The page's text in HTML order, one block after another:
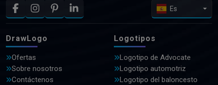
Es
DrawLogo
Ofertas
Sobre nosotros
Contáctenos
Logotipos
Logotipo de Advocate
Logotipo automotriz
Logotipo del baloncesto